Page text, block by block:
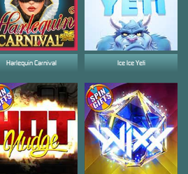
Harlequin Carnival Ice Ice Yeti